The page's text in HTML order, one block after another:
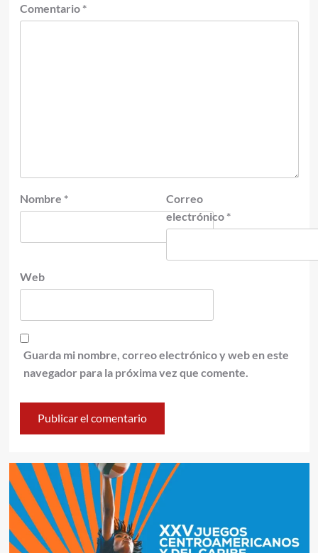
Comentario *
Nombre *
Correo
electrónico *
Web
Guarda mi nombre, correo electrónico y web en este
navegador para la próxima vez que comente.